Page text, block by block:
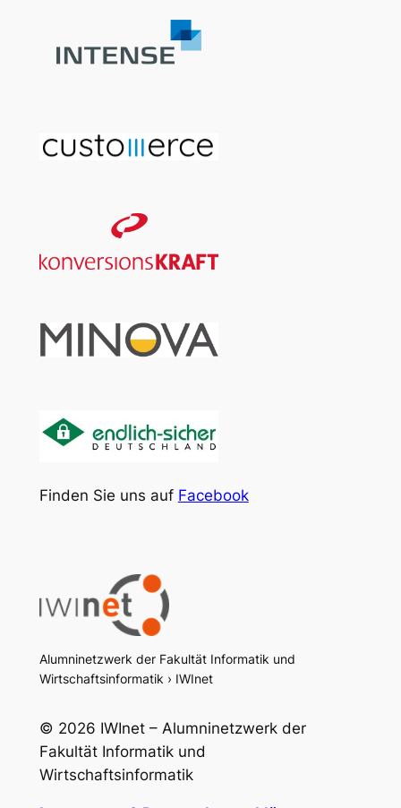
Finden Sie uns auf Facebook
Alumninetzwerk der Fakultät Informatik und
Wirtschaftsinformatik › IWInet
© 2026 IWInet – Alumninetzwerk der
Fakultät Informatik und
Wirtschaftsinformatik